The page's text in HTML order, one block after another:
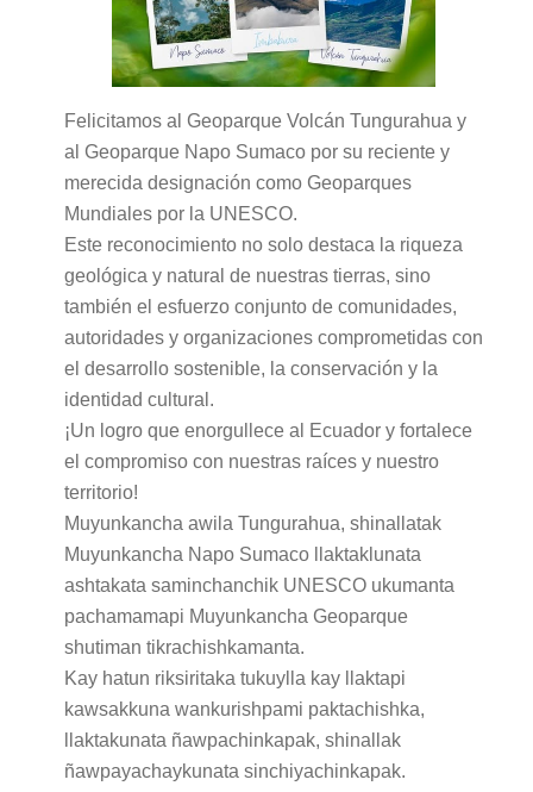
Felicitamos al Geoparque Volcán Tungurahua y
al Geoparque Napo Sumaco por su reciente y
merecida designación como Geoparques
Mundiales por la UNESCO.
Este reconocimiento no solo destaca la riqueza
geológica y natural de nuestras tierras, sino
también el esfuerzo conjunto de comunidades,
autoridades y organizaciones comprometidas con
el desarrollo sostenible, la conservación y la
identidad cultural.
¡Un logro que enorgullece al Ecuador y fortalece
el compromiso con nuestras raíces y nuestro
territorio!
Muyunkancha awila Tungurahua, shinallatak
Muyunkancha Napo Sumaco llaktaklunata
ashtakata saminchanchik UNESCO ukumanta
pachamamapi Muyunkancha Geoparque
shutiman tikrachishkamanta.
Kay hatun riksiritaka tukuylla kay llaktapi
kawsakkuna wankurishpami paktachishka,
llaktakunata ñawpachinkapak, shinallak
ñawpayachaykunata sinchiyachinkapak.